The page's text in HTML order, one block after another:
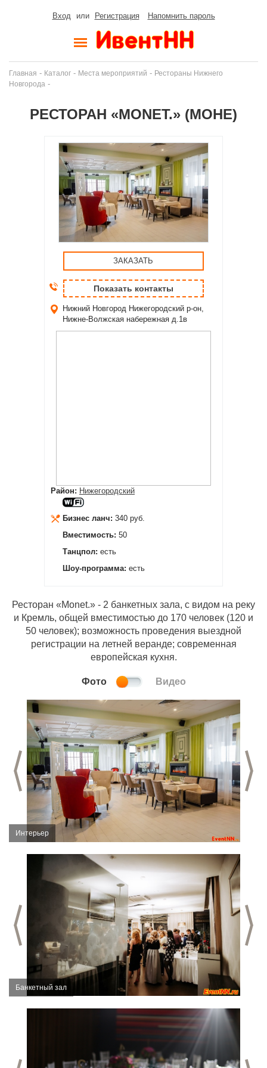
Вход или Регистрация Напомнить пароль
Главная - Каталог - Места мероприятий - Рестораны Нижнего
Новгорода -
РЕСТОРАН «MONET.» (МОНЕ)
ЗАКАЗАТЬ
Показать контакты
Нижний Новгород Нижегородский р-он,
Нижне-Волжская набережная д.1в
Район: Нижегородский
Бизнес ланч: 340 руб.
Вместимость: 50
Танцпол: есть
Шоу-программа: есть
Ресторан «Monet.» - 2 банкетных зала, с видом на реку
и Кремль, общей вместимостью до 170 человек (120 и
50 человек); возможность проведения выездной
регистрации на летней веранде; современная
европейская кухня.
Фото Видео
Предыдущий слайд
Интерьер
Предыдущий слайд
Банкетный зал